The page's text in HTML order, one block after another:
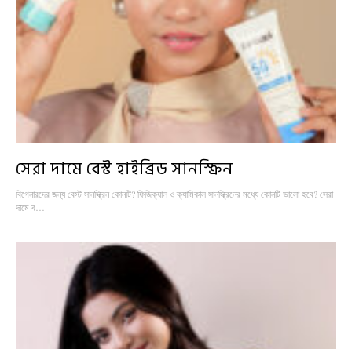
সেরা দামে বেস্ট হাইব্রিড সানস্ক্রিন
বিগেনারদের জন্য বেস্ট সানস্ক্রিন কোনটি? ফিজিক্যাল ও ক্যামিকাল সানস্ক্রিনের মধ্যে কোনটি ভালো হবে? সেরা
দামে ব…